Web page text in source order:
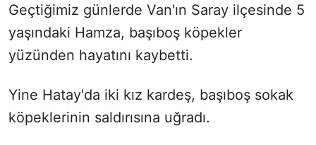
Geçtiğimiz günlerde Van'ın Saray ilçesinde 5
yaşındaki Hamza, başıboş köpekler
yüzünden hayatını kaybetti.
Yine Hatay'da iki kız kardeş, başıboş sokak
köpeklerinin saldırısına uğradı.